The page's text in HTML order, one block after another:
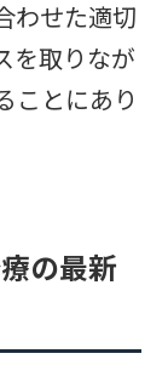
わせた適切
を取りなが
ことにあり
の最新